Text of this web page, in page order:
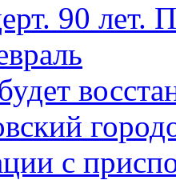
90 лет.
с